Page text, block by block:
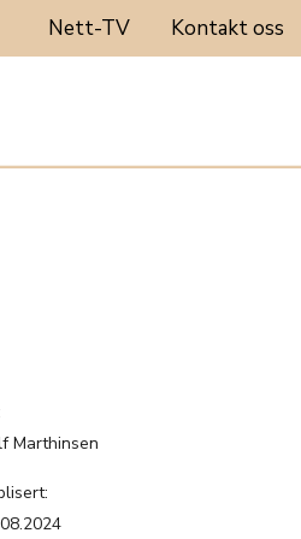
Nett-TV Kontakt oss
Marthinsen